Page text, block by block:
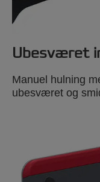
Ubesværet
Manuel hulning
ubesværet og